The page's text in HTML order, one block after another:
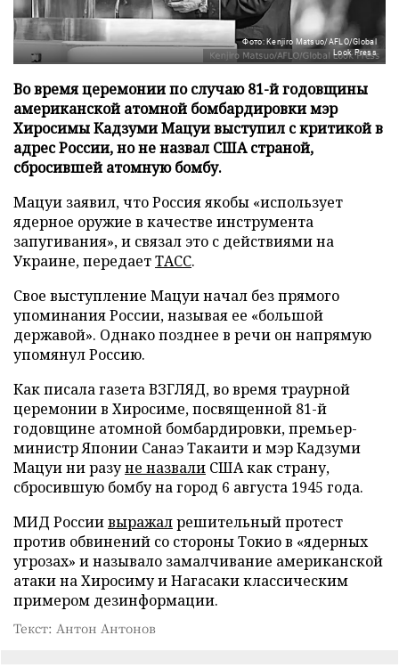
Фото: Kenjiro Matsuo/AFLO/Global
Look Press
Во время церемонии по случаю 81-й годовщины
американской атомной бомбардировки мэр
Хиросимы Кадзуми Мацуи выступил с критикой в
адрес России, но не назвал США страной,
сбросившей атомную бомбу.
Мацуи заявил, что Россия якобы «использует
ядерное оружие в качестве инструмента
запугивания», и связал это с действиями на
Украине, передаетТАСС.
Свое выступление Мацуи начал без прямого
упоминания России, называя ее «большой
державой». Однако позднее в речи он напрямую
упомянул Россию.
Как писала газета ВЗГЛЯД, во время траурной
церемонии в Хиросиме, посвященной 81-й
годовщине атомной бомбардировки, премьер-
министр Японии Санаэ Такаити и мэр Кадзуми
Мацуи ни разуне назвали США как страну,
сбросившую бомбу на город 6 августа 1945 года.
МИД Россиивыражалрешительный протест
против обвинений со стороны Токио в «ядерных
угрозах» и называло замалчивание американской
атаки на Хиросиму и Нагасаки классическим
примером дезинформации.
Текст: Антон Антонов